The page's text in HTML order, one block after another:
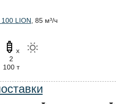
LION , 85 м³/ч
x
2
100 т